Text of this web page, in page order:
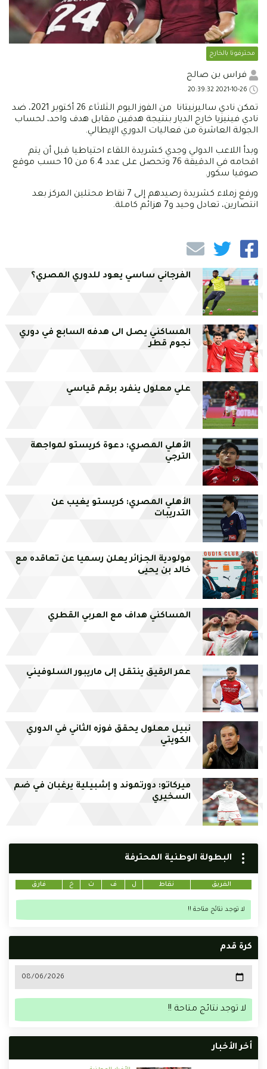
محترفونا بالخارج
فراس بن صالح
تمكن نادي ساليرنيتانا من الفوز اليوم الثلاثاء 26 أكتوبر 2021، ضد
نادي فينيزيا خارج الديار بنتيجة هدفين مقابل هدف واحد، لحساب
الجولة العاشرة من فعاليات الدوري الإيطالي.
وبدأ اللاعب الدولي وجدي كشريدة اللقاء احتياطيا قبل أن يتم
اقحامه في الدقيقة 76 وتحصل على عدد 6.4 من 10 حسب موقع
صوفيا سكور.
ورفع زملاء كشريدة رصيدهم إلى 7 نقاط محتلين المركز بعد
انتصارين، تعادل وحيد و7 هزائم كاملة.
الفرجاني ساسي يعود للدوري المصري؟
المساكني يصل الى هدفه السابع في دوري
نجوم قطر
علي معلول ينفرد برقم قياسي
الأهلي المصري: دعوة كريستو لمواجهة
الترجي
الأهلي المصري: كريستو يغيب عن
التدريبات
مولودية الجزائر يعلن رسميا عن تعاقده مع
خالد بن يحيى
المساكني هداف مع العربي القطري
عمر الرقيق ينتقل إلى ماريبور السلوفيني
نبيل معلول يحقق فوزه الثاني في الدوري
الكويتي
ميركاتو: دورتموند و إشبيلية يرغبان في ضم
السخيري
البطولة الوطنية المحترفة
الفريق نقاط ل ف ت خ فارق
لا توجد نتائج متاحة !!
كرة قدم
لا توجد نتائج متاحة !!
أخر الأخبار